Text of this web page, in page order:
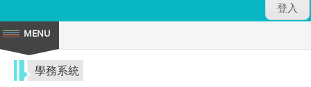
登入
學務系統